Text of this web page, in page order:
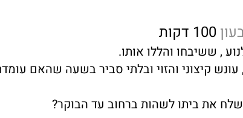
, ששיבחו והללו אותו.
קיצוני והזוי ובלתי סביר בשעה שהאם
את ביתו לשהות ברחוב עד הבוקר?